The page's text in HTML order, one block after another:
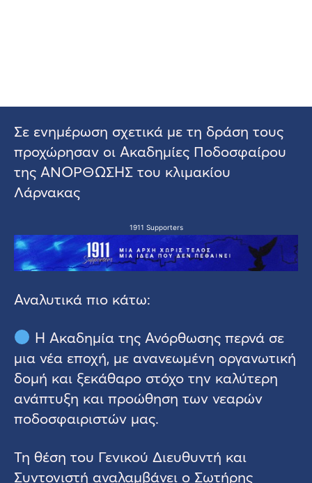
Σε ενημέρωση σχετικά με τη δράση τους
προχώρησαν οι Ακαδημίες Ποδοσφαίρου
της ΑΝΟΡΘΩΣΗΣ του κλιμακίου
Λάρνακας
1911 Supporters
Αναλυτικά πιο κάτω:
Η Ακαδημία της Ανόρθωσης περνά σε
μια νέα εποχή, με ανανεωμένη οργανωτική
δομή και ξεκάθαρο στόχο την καλύτερη
ανάπτυξη και προώθηση των νεαρών
ποδοσφαιριστών μας.
Τη θέση του Γενικού Διευθυντή και
Συντονιστή αναλαμβάνει ο Σωτήρης